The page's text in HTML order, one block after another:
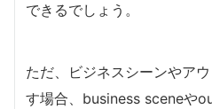
できるでしょう。
ただ、ビジネスシーンやア
す場合、business sceneや